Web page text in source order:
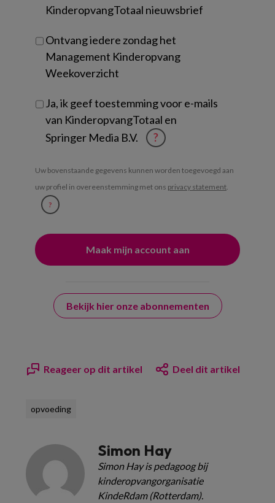
KinderopvangTotaal nieuwsbrief
Ontvang iedere zondag het
Management Kinderopvang
Weekoverzicht
Ja, ik geef toestemming voor e-mails
van KinderopvangTotaal en
Springer Media B.V.
?
Uw bovenstaande gegevens kunnen worden toegevoegd aan
uw profiel in overeenstemming met ons privacy statement.
?
Bekijk hier onze abonnementen
Reageer op dit artikel Deel dit artikel
opvoeding
Simon Hay
Simon Hay is pedagoog bij
kinderopvangorganisatie
KindeRdam (Rotterdam).